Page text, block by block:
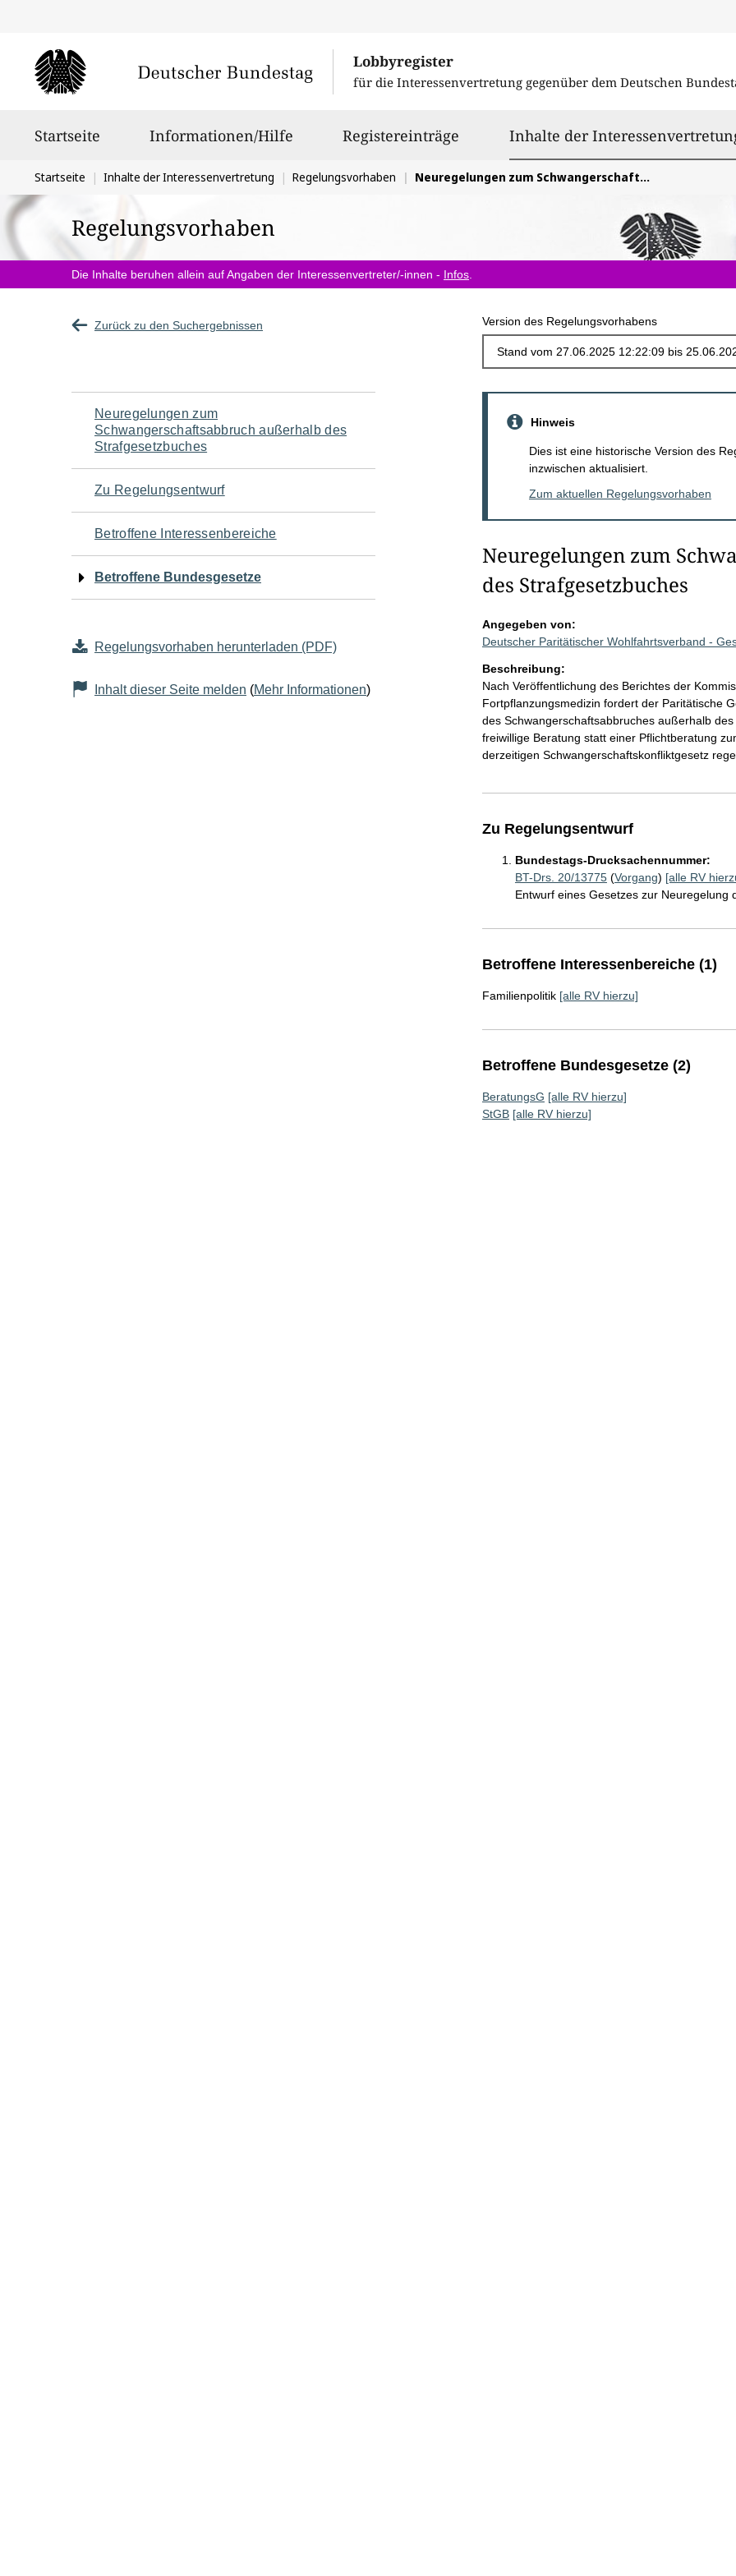
Lobbyregister
für die Interessenvertretung gegenüber dem Deutschen
Startseite Informationen/Hilfe Registereinträge Inhalte der
Sie
befinden
sich
hier:
Startseite Inhalte der Interessenvertretung Regelungsvorhaben Neuregelungen zum Schwangerschaftsabbruch außerhalb des Strafgesetzbuches
Regelungsvorhaben
Die Inhalte beruhen allein auf Angaben der Interessenvertreter/-innen - Infos
Zurück zu den Suchergebnissen Version des Regelungsvorhabens
Navigation
für
den
Seiteninhalt
Neuregelungen zum
Schwangerschaftsabbruch außerhalb des
Strafgesetzbuches
Zu Regelungsentwurf
Betroffene Interessenbereiche
Betroffene Bundesgesetze
Regelungsvorhaben herunterladen (PDF)
Inhalt dieser Seite melden (Mehr Informationen)
Hinweis
Dies ist eine historische Version des
inzwischen aktualisiert.
Zum aktuellen Regelungsvorhaben
Neuregelungen zum
des Strafgesetzbuches
Angegeben von:
Deutscher Paritätischer Wohlfahrtsverband -
Beschreibung:
Nach Veröffentlichung des Berichtes der
Fortpflanzungsmedizin fordert der Paritätische
des Schwangerschaftsabbruches außerhalb
freiwillige Beratung statt einer Pflichtberatung
derzeitigen Schwangerschaftskonfliktgesetz
Zu Regelungsentwurf
Bundestags-Drucksachennummer:
BT-Drs. 20/13775(Vorgang) [alle RV
Entwurf eines Gesetzes zur Neuregelung
Betroffene Interessenbereiche (1)
Familienpolitik [alle RV hierzu]
Betroffene Bundesgesetze (2)
BeratungsG [alle RV hierzu]
StGB [alle RV hierzu]